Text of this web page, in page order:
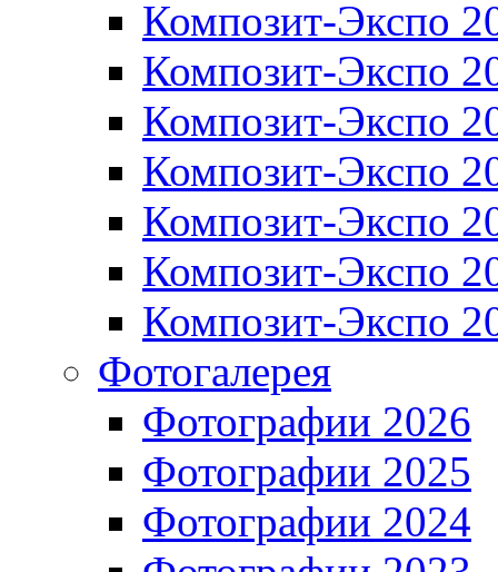
Композит-Экспо
Композит-Экспо
Композит-Экспо
Композит-Экспо
Композит-Экспо
Композит-Экспо
Композит-Экспо
Фотогалерея
Фотографии 2026
Фотографии 2025
Фотографии 2024